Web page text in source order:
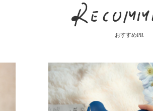
おすすめPR